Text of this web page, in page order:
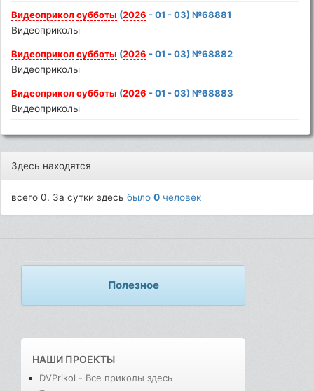
Видеоприкол субботы (2026 - 01 - 03) №68881
Видеоприколы
Видеоприкол субботы (2026 - 01 - 03) №68882
Видеоприколы
Видеоприкол субботы (2026 - 01 - 03) №68883
Видеоприколы
Здесь находятся
всего 0. За сутки здесьбыло0 человек
Полезное
НАШИ ПРОЕКТЫ
DVPrikol - Все приколы здесь